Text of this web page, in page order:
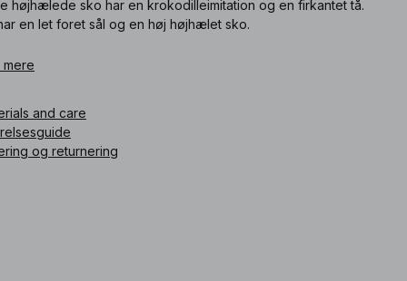
højhælede sko har en krokodilleimitation og en firkantet tå.
en let foret sål og en høj højhælet sko.
and care
og returnering